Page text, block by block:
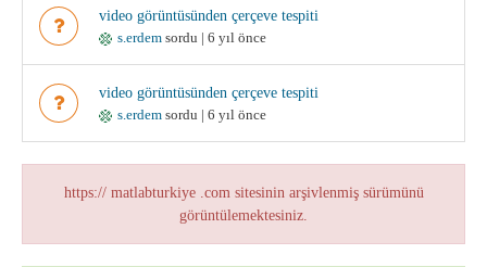
video görüntüsünden çerçeve tespiti
s.erdem sordu | 6 yıl önce
video görüntüsünden çerçeve tespiti
s.erdem sordu | 6 yıl önce
https:// matlabturkiye .com sitesinin arşivlenmiş sürümünü
görüntülemektesiniz.